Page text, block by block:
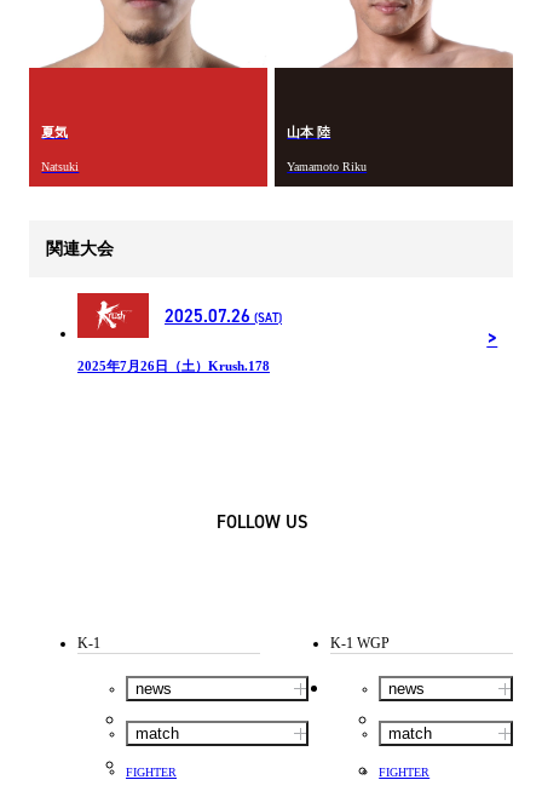
夏気
Natsuki
山本 陸
Yamamoto Riku
関連大会
2025.07.26 (SAT)
2025年7月26日（土）Krush.178
FOLLOW US
K-1
news
match
FIGHTER
K-1 WGP
news
match
FIGHTER